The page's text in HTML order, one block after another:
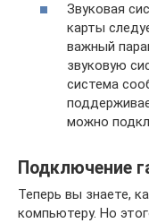
Звуковая
карты
важный
звуковую
система
можно
Подключение
Теперь вы знаете,
компьютеру. Но